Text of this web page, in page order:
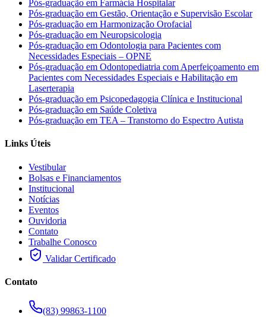
Pós-graduação em Farmácia Hospitalar
Pós-graduação em Gestão, Orientação e Supervisão Escolar
Pós-graduação em Harmonização Orofacial
Pós-graduação em Neuropsicologia
Pós-graduação em Odontologia para Pacientes com
Necessidades Especiais – OPNE
Pós-graduação em Odontopediatria com Aperfeiçoamento em
Pacientes com Necessidades Especiais e Habilitação em
Laserterapia
Pós-graduação em Psicopedagogia Clínica e Institucional
Pós-graduação em Saúde Coletiva
Pós-graduação em TEA – Transtorno do Espectro Autista
Links Úteis
Vestibular
Bolsas e Financiamentos
Institucional
Notícias
Eventos
Ouvidoria
Contato
Trabalhe Conosco
Validar Certificado
Contato
(83) 99863-1100